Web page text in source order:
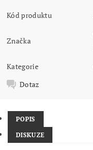
Kód produktu
Značka
Kategorie
Dotaz
POPIS
DISKUZE